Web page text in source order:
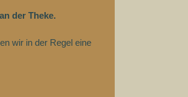
der Theke.
wir in der Regel eine